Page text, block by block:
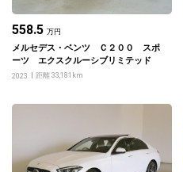
558.5 万円
メルセデス・ベンツ Ｃ２００ スポ
ーツ エクスクルーシブリミテッド
2023 距離 33,181km